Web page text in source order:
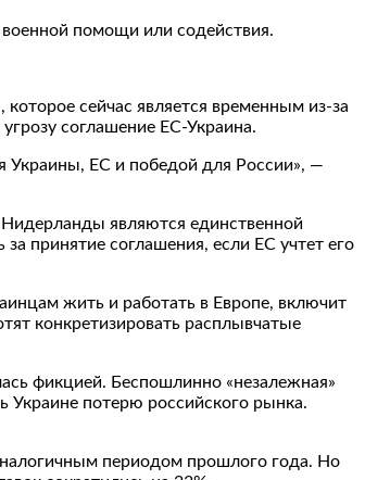
помощи или содействия.
сейчас является временным из-за
соглашение ЕС-Украина.
Украины, ЕС и победой для России», —
являются единственной
принятие соглашения, если ЕС учтет его
жить и работать в Европе, включит
конкретизировать расплывчатые
фикцией. Беспошлинно «незалежная»
Украине потерю российского рынка.
периодом прошлого года. Но